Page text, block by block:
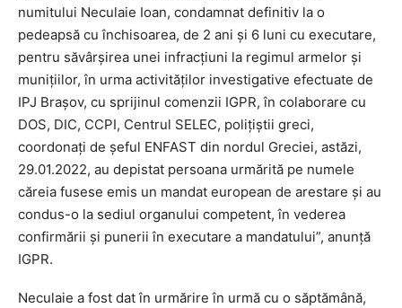
numitului Neculaie Ioan, condamnat definitiv la o
pedeapsă cu închisoarea, de 2 ani şi 6 luni cu executare,
pentru săvârşirea unei infracţiuni la regimul armelor şi
muniţiilor, în urma activităţilor investigative efectuate de
IPJ Braşov, cu sprijinul comenzii IGPR, în colaborare cu
DOS, DIC, CCPI, Centrul SELEC, poliţiştii greci,
coordonaţi de şeful ENFAST din nordul Greciei, astăzi,
29.01.2022, au depistat persoana urmărită pe numele
căreia fusese emis un mandat european de arestare şi au
condus-o la sediul organului competent, în vederea
confirmării şi punerii în executare a mandatului”, anunţă
IGPR.
Neculaie a fost dat în urmărire în urmă cu o săptămână,